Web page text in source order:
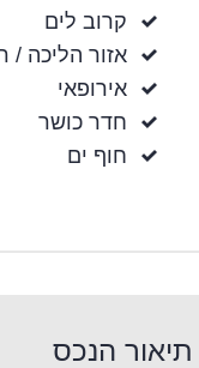
קרוב לים
אזור הליכה /
אירופאי
חדר כושר
חוף ים
תיאור הנכס